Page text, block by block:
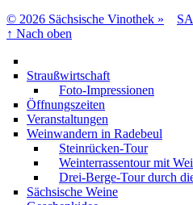
© 2026 Sächsische Vinothek »
↑ Nach oben
Straußwirtschaft
Foto-Impressionen
Öffnungszeiten
Veranstaltungen
Weinwandern in Radebeul
Steinrücken-Tour
Weinterrassentour mit
Drei-Berge-Tour durch
Sächsische Weine